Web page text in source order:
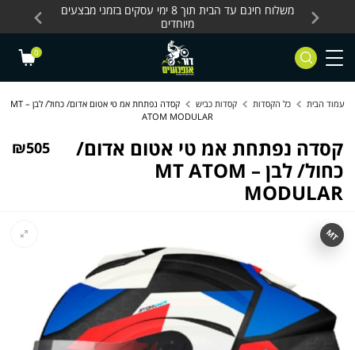
Skip to Content
Contact Us
כלים חשמליים
משלוח חינם עד הבית תוך 8 ימי עסקים בזמני מבצעים
מיוחדים
0
עמוד הבית כל הקסדות קסדות כביש
קסדה נפתחת אמ טי אטום אדום/ כחול/ לבן – MT
ATOM MODULAR
קסדה נפתחת אמ טי אטום אדום/
כחול/ לבן – MT ATOM
MODULAR
₪505
MT